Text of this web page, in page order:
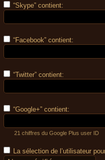
“Skype” contient:
“Facebook” contient:
“Twitter” contient:
“Google+” contient:
21 chiffres du Google Plus user ID
La sélection de l’utilisateur